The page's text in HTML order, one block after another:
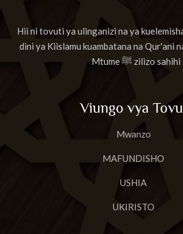
Hii ni tovuti ya ulinganizi na ya
dini ya Kiislamu kuambatana na Qur'ani
Mtume ﷺ zilizo sahihi
Viungo vya
Mwanzo
MAFUNDISHO
USHIA
UKIRISTO